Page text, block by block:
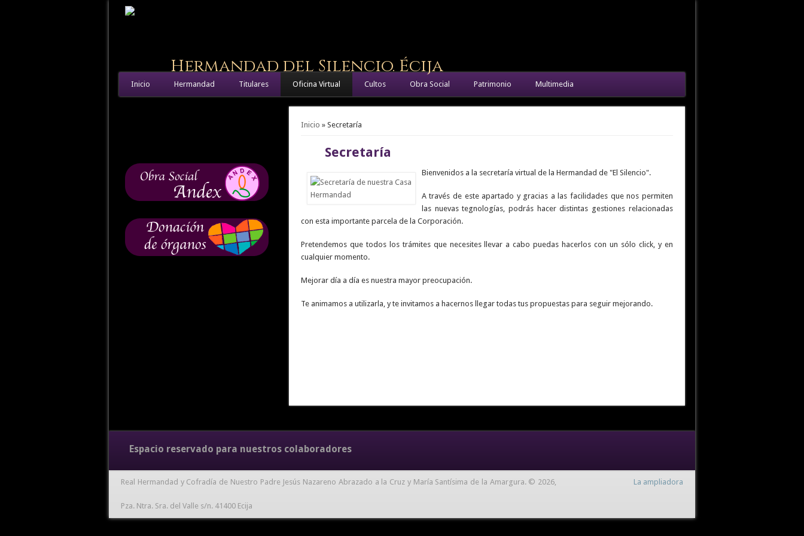
Hermandad del Silencio. Écija
Inicio Hermandad Titulares Oficina Virtual Cultos Obra Social Patrimonio Multimedia
Se encuentra usted aquí
Inicio » Secretaría
Secretaría
Bienvenidos a la secretaría virtual de la Hermandad de "El Silencio".
A través de este apartado y gracias a las facilidades que nos permiten
las nuevas tegnologías, podrás hacer distintas gestiones relacionadas
con esta importante parcela de la Corporación.
Pretendemos que todos los trámites que necesites llevar a cabo puedas hacerlos con un sólo click, y en
cualquier momento.
Mejorar día a día es nuestra mayor preocupación.
Te animamos a utilizarla, y te invitamos a hacernos llegar todas tus propuestas para seguir mejorando.
Espacio reservado para nuestros colaboradores
Real Hermandad y Cofradía de Nuestro Padre Jesús Nazareno Abrazado a la Cruz y María Santísima de la Amargura. © 2026,
Pza. Ntra. Sra. del Valle s/n. 41400 Ecija
La ampliadora